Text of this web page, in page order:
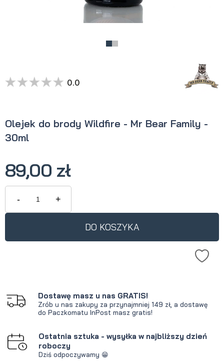
Olejek do brody Wildfire - Mr Bear Family -
30ml
0.0
89,00 zł
- +
DO KOSZYKA
Dostawę masz u nas GRATIS!
Zrób u nas zakupy za przynajmniej 149 zł, a dostawę
do Paczkomatu InPost masz gratis!
Ostatnia sztuka - wysyłka w najbliższy dzień
roboczy
Dziś odpoczywamy 😁